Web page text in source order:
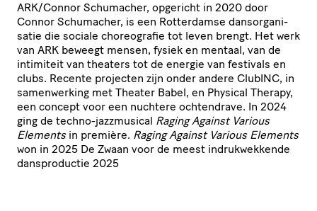
ARK/​Connor Schumacher, opgericht in 2020 door
Connor Schumacher, is een Rotterdamse dans­or­ga­ni­
satie die sociale chore­o­grafie tot leven brengt. Het werk
van ARK beweegt mensen, fysiek en mentaal, van de
intimiteit van theaters tot de energie van festivals en
clubs. Recente projecten zijn onder andere ClubINC, in
samen­wer­king met Theater Babel, en Physical Therapy,
een concept voor een nuchtere ochtendrave. In 2024
ging de techno-jazzmusical Raging Against Various
Elementsin première. Raging Against Various Elements
won in 2025 De Zwaan voor de meest indruk­wek­kende
dans­pro­ductie 2025